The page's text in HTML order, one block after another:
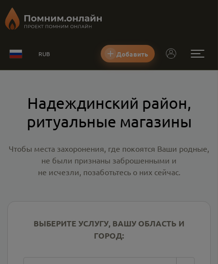
RUB Добавить
Надеждинский район,
ритуальные магазины
Чтобы места захоронения, где покоятся Ваши родные,
не были признаны заброшенными и
не исчезли, позаботьтесь о них сейчас.
ВЫБЕРИТЕ УСЛУГУ, ВАШУ ОБЛАСТЬ И
ГОРОД: